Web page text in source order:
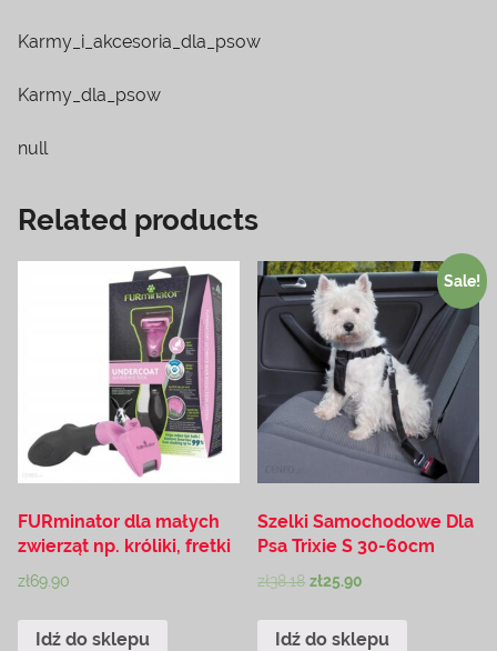
Karmy_i_akcesoria_dla_psow
Karmy_dla_psow
null
Related products
FURminator dla małych
zwierząt np. króliki, fretki
zł69.90
Idź do sklepu
Sale!
Szelki Samochodowe Dla
Psa Trixie S 30-60cm
zł38.18 zł25.90
Idź do sklepu